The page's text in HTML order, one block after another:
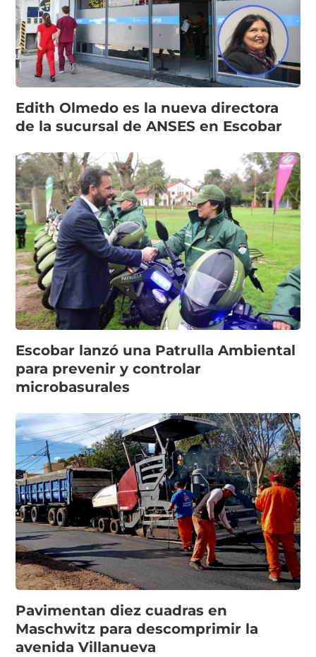
Edith Olmedo es la nueva directora
de la sucursal de ANSES en Escobar
Escobar lanzó una Patrulla Ambiental
para prevenir y controlar
microbasurales
Pavimentan diez cuadras en
Maschwitz para descomprimir la
avenida Villanueva